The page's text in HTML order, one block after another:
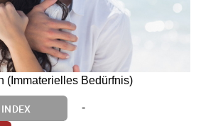
(Immaterielles Bedürfnis)
-